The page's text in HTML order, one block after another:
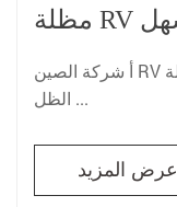
أ شركة الصين RV المظلة
الظل ...
عرض المزيد